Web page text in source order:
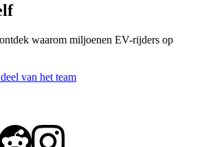
waarom miljoenen EV-rijders op
van het team